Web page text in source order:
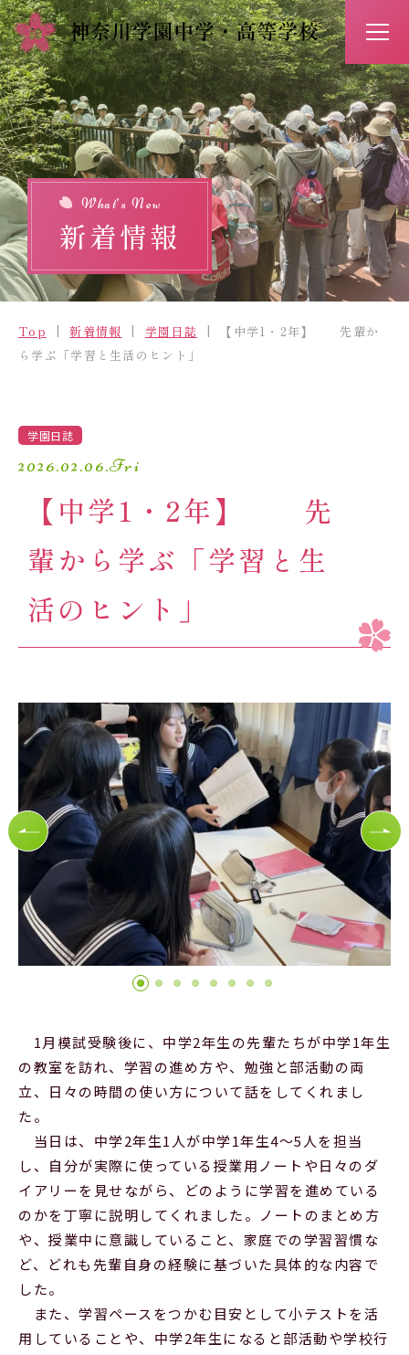
アクセス お問い合わせ
入試情報 イベント予約
Top
新着情報
学校紹介
学園生活
進路・進学
入試情報
保護者の方へ アクセスマップ
よくあるご質問 個人情報保護方針
採用情報 精華小学校
Official SNS
What’s New
新着情報
Top 新着情報 学園日誌
【中学1・2年】 先輩か
ら学ぶ「学習と生活のヒント」
学園日誌
2026.02.06.Fri
【中学1・2年】 先
輩から学ぶ「学習と生
活のヒント」
1月模試受験後に、中学2年生の先輩たちが中学1年生
の教室を訪れ、学習の進め方や、勉強と部活動の両
立、日々の時間の使い方について話をしてくれまし
た。
当日は、中学2年生1人が中学1年生4〜5人を担当
し、自分が実際に使っている授業用ノートや日々のダ
イアリーを見せながら、どのように学習を進めている
のかを丁寧に説明してくれました。ノートのまとめ方
や、授業中に意識していること、家庭での学習習慣な
ど、どれも先輩自身の経験に基づいた具体的な内容で
した。
また、学習ペースをつかむ目安として小テストを活
用していることや、中学2年生になると部活動や学校行